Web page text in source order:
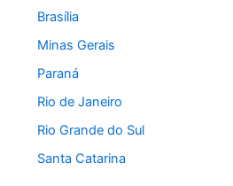
Brasília
Minas Gerais
Paraná
Rio de Janeiro
Rio Grande do Sul
Santa Catarina